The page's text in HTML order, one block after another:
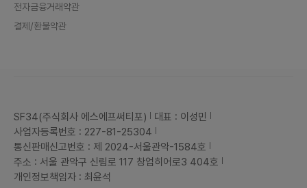
전자금융거래약관
결제/환불약관
SF34(주식회사 에스에프써티포)
대표 : 이성민
사업자등록번호 : 227-81-25304
통신판매신고번호 : 제 2024-서울관악-1584호
주소 : 서울 관악구 신림로 117 창업히어로3 404호
개인정보책임자 : 최윤석